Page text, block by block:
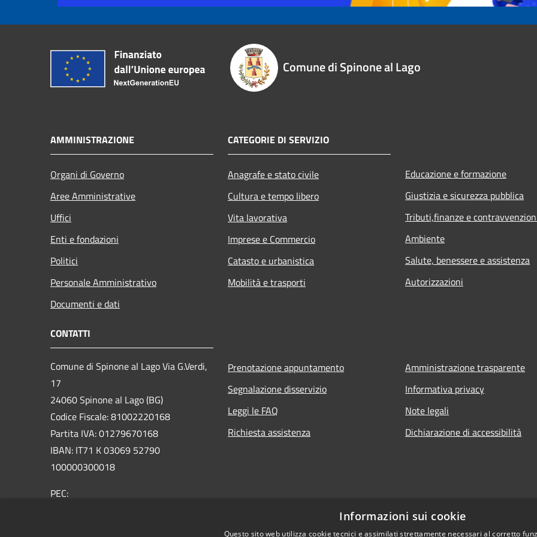
Comune di Spinone al Lago
AMMINISTRAZIONE
Organi di Governo
Aree Amministrative
Uffici
Enti e fondazioni
Politici
Personale Amministrativo
Documenti e dati
CATEGORIE DI SERVIZIO
Anagrafe e stato civile
Cultura e tempo libero
Vita lavorativa
Imprese e Commercio
Catasto e urbanistica
Mobilità e trasporti
Educazione e formazione
Giustizia e sicurezza pubblica
Tributi,finanze e
Ambiente
Salute, benessere e assistenza
Autorizzazioni
CONTATTI
Comune di Spinone al Lago Via G.Verdi,
17
24060 Spinone al Lago (BG)
Codice Fiscale: 81002220168
Partita IVA: 01279670168
IBAN: IT71 K 03069 52790
100000300018
PEC:
Prenotazione appuntamento
Segnalazione disservizio
Leggi le FAQ
Richiesta assistenza
Amministrazione trasparente
Informativa privacy
Note legali
Dichiarazione di accessibilità
Informazioni sui cookie
Questo sito web utilizza cookie tecnici e assimilati strettamente necessari al corretto